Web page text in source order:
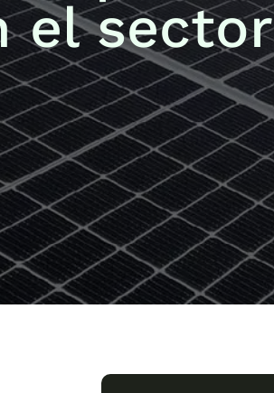
el sector